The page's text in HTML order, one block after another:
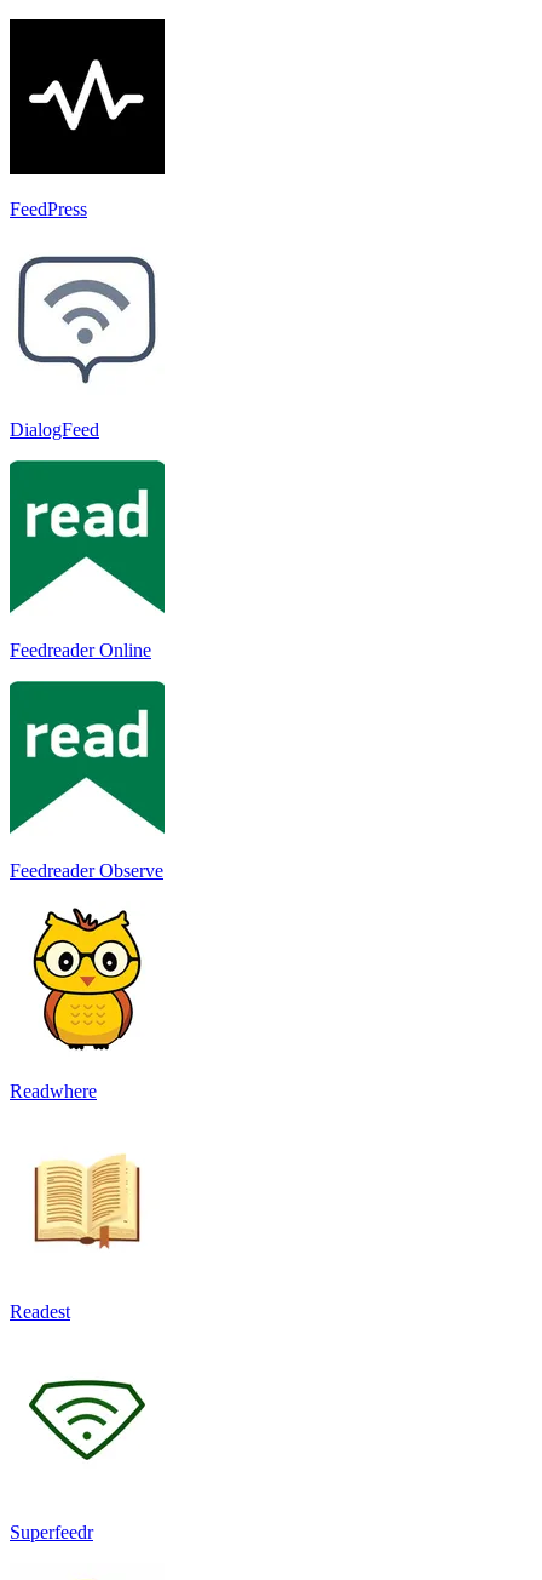
FeedPress
DialogFeed
Feedreader Online
Feedreader Observe
Readwhere
Readest
Superfeedr